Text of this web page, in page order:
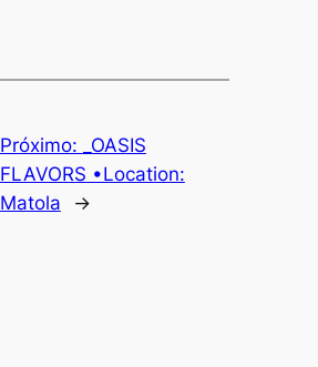
Próximo:
_OASIS
FLAVORS •Location:
Matola
→